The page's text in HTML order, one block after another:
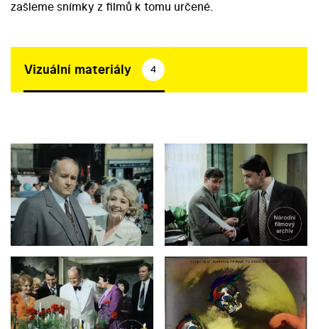
zašleme snímky z filmů k tomu určené.
Vizuální materiály 4